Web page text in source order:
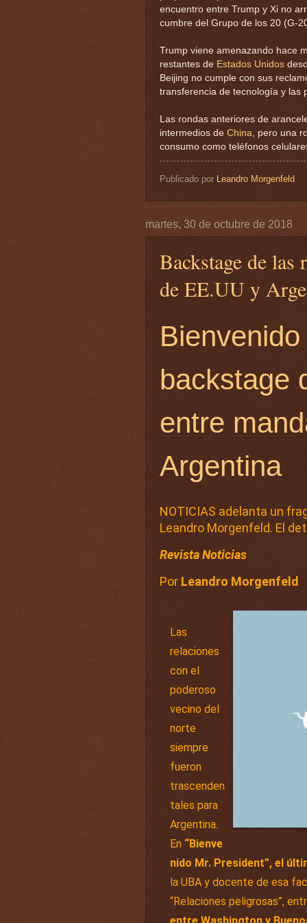
encuentro entre Trump y Xi no
cumbre del Grupo de los 20 (G-
Trump viene amenazando hace
restantes de Estados Unidos
Beijing no cumple con sus
transferencia de tecnología y las
Las rondas anteriores de
intermedios de China , pero una
consumo como teléfonos
Publicado por Leandro Morgenfeld
martes, 30 de octubre de 2018
Backstage de las
de EE.UU y
backstage
entre
Argentina
NOTICIAS adelanta un
Leandro Morgenfeld. El
Revista Noticias
Por Leandro Morgenfeld
Las
relaciones
con el
poderoso
vecino del
norte
siempre
fueron
trascenden
tales para
Argentina.
En “Bienve
nido Mr. President”, el
la UBA y docente de esa
“Relaciones peligrosas”,
entre Washington y